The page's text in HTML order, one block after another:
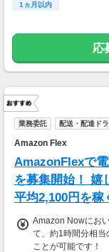
1ヵ月以内
応
業務委託 配送・配達ド
Amazon Flex
AmazonFlexで
を募集開始！ 嬉
平均2,100円を稼
Amazon Nowにお
て、約1時間分相
ことが可能です！